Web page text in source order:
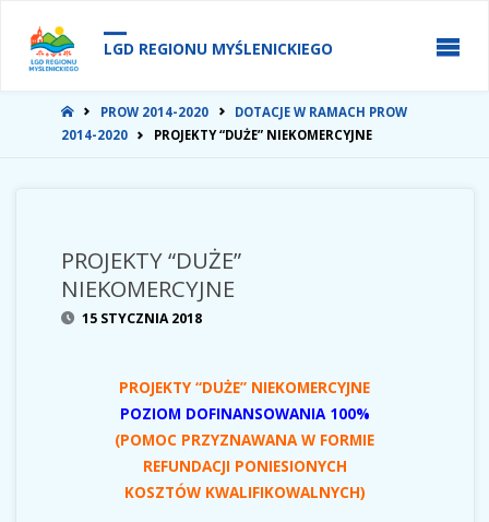
LGD REGIONU MYŚLENICKIEGO
STRONA
GŁÓWNA
PROW 2014-2020
DOTACJE W RAMACH PROW
2014-2020
PROJEKTY “DUŻE” NIEKOMERCYJNE
PROJEKTY “DUŻE”
NIEKOMERCYJNE
15 STYCZNIA 2018
PROJEKTY “DUŻE” NIEKOMERCYJNE
POZIOM DOFINANSOWANIA 100%
(POMOC PRZYZNAWANA W FORMIE
REFUNDACJI PONIESIONYCH
KOSZTÓW KWALIFIKOWALNYCH)